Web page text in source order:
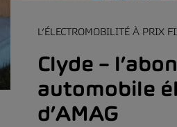
L’ÉLECTROMOBILITÉ À PRIX
Clyde –
automobile
d’AMAG